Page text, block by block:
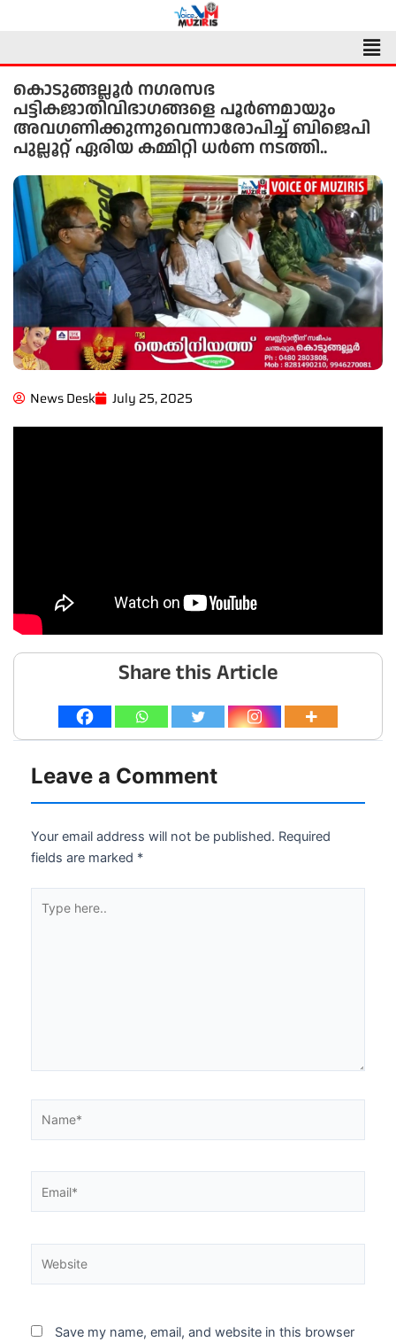
കൊടുങ്ങല്ലൂർ നഗരസഭ
പട്ടികജാതിവിഭാഗങ്ങളെ പൂർണമായും
അവഗണിക്കുന്നുവെന്നാരോപിച്ച് ബിജെപി
പുല്ലൂറ്റ് ഏരിയ കമ്മിറ്റി ധർണ നടത്തി..
News Desk July 25, 2025
Share this Article
Leave a Comment
Your email address will not be published. Required
fields are marked *
here..
Save my name, email, and website in this browser